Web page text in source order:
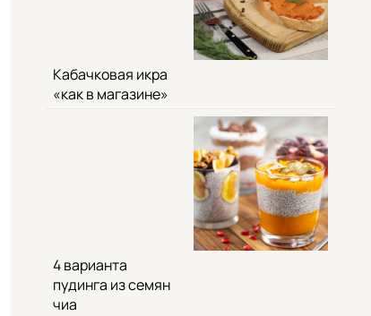
Кабачковая икра
«как в магазине»
4 варианта
пудинга из семян
чиа